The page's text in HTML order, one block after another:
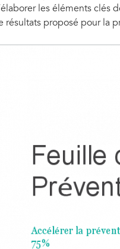
les éléments clés
résultats proposé pour la